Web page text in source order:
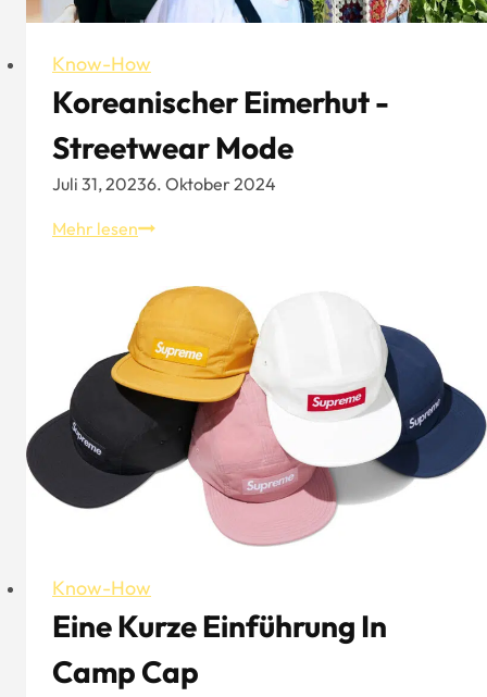
Know-How
Koreanischer Eimerhut -
Streetwear Mode
Juli 31, 20236. Oktober 2024
Mehr lesenKoreanischer
Streetwear
Mode
Know-How
Eine Kurze Einführung In
Camp Cap